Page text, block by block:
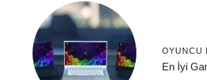
OYUNCU
En İyi